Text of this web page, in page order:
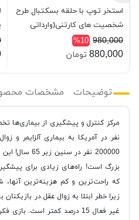
استخر توپ با حلقه بسکتبال طرح
شخصیت های کارتنی(وارداتی
اصلی)
980,000
%10
880,000 تومان
توضیحات مشخصات
نفر در آمریکا به بیماری آلزایمر و
200000 نفر در
بزرگ است! راه‌های زیادی برای
که راحت‌ترین و کم هزینه‌ترین
زیرا خطر ابتلا به زوال عقل در
غیر فعال 15 درصد کمتر است.